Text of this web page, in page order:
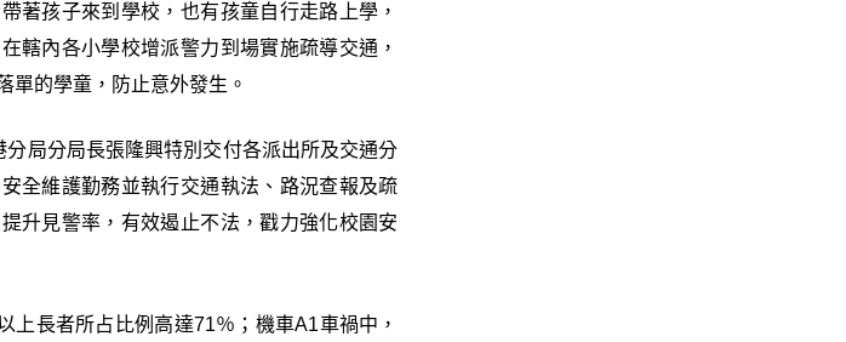
著孩子來到學校，也有孩童自行走路上學，
轄內各小學校增派警力到場實施疏導交通，
單的學童，防止意外發生。
局分局長張隆興特別交付各派出所及交通分
全維護勤務並執行交通執法、路況查報及疏
升見警率，有效遏止不法，戳力強化校園安
上長者所占比例高達71％；機車A1車禍中，